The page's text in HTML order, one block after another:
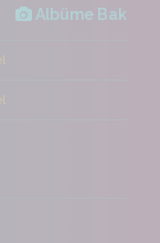
Albüme Bak